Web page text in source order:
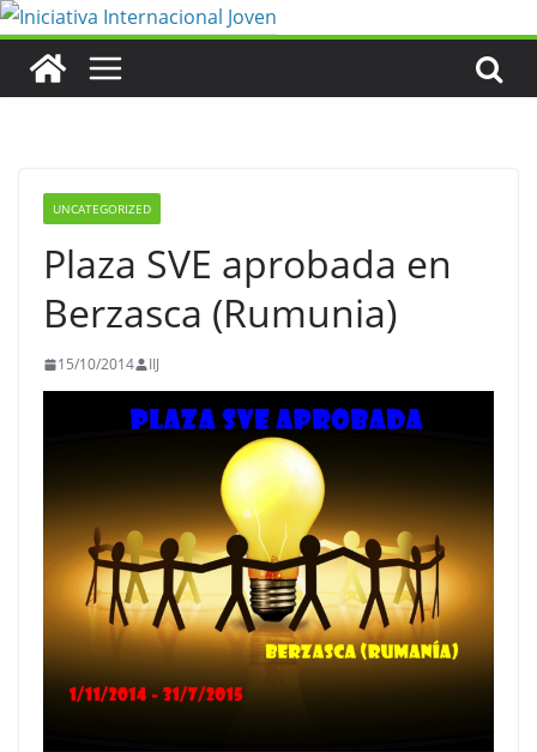
Saltar
contenido
UNCATEGORIZED
Plaza SVE aprobada en
Berzasca (Rumunia)
15/10/2014 IIJ